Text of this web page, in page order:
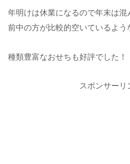
年明けは休業になるので年末は
前中の方が比較的空いているよう
種類豊富なおせちも好評でした！
スポンサーリ